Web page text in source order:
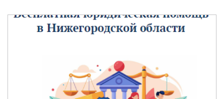
семьи, любви и верности